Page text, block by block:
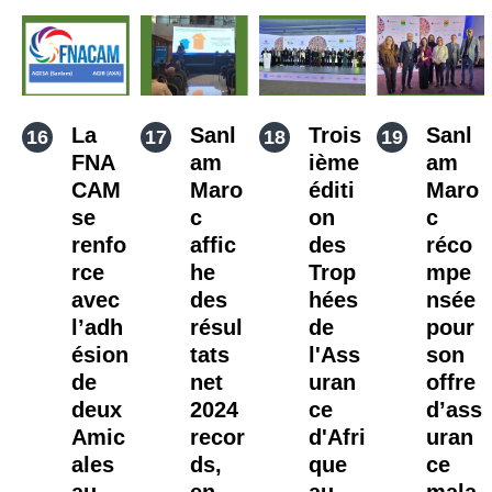
La
FNA
CAM
se
renfo
rce
avec
l’adh
ésion
de
deux
Amic
ales
Sanl
am
Maro
c
affic
he
des
résul
tats
net
2024
recor
ds,
Trois
ième
éditi
on
des
Trop
hées
de
l'Ass
uran
ce
d'Afri
que
Sanl
am
Maro
c
réco
mpe
nsée
pour
son
offre
d’ass
uran
ce